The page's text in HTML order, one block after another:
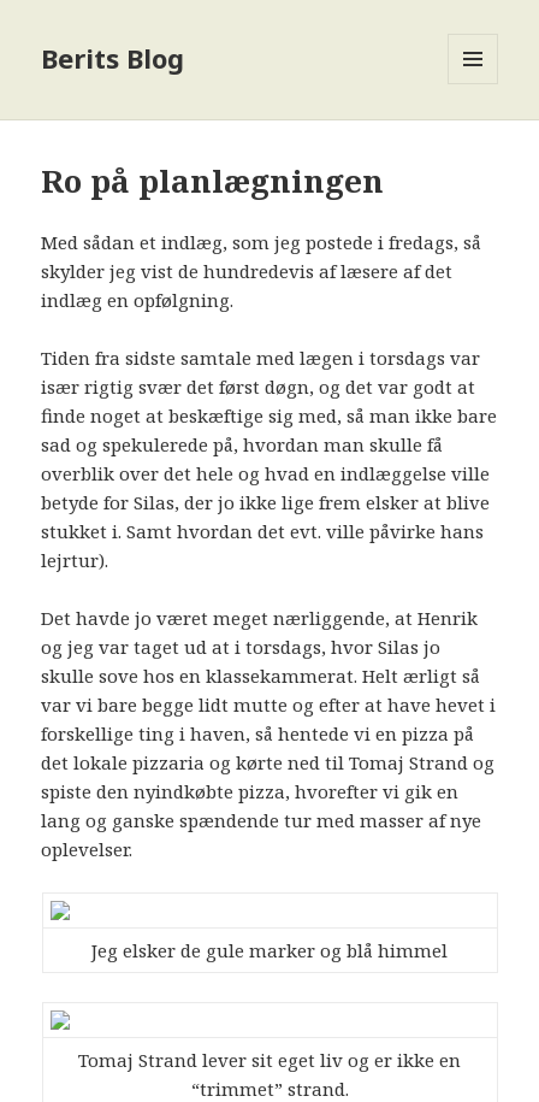
Berits Blog
Ro på planlægningen
Med sådan et indlæg, som jeg postede i fredags, så
skylder jeg vist de hundredevis af læsere af det
indlæg en opfølgning.
Tiden fra sidste samtale med lægen i torsdags var
især rigtig svær det først døgn, og det var godt at
finde noget at beskæftige sig med, så man ikke bare
sad og spekulerede på, hvordan man skulle få
overblik over det hele og hvad en indlæggelse ville
betyde for Silas, der jo ikke lige frem elsker at blive
stukket i. Samt hvordan det evt. ville påvirke hans
lejrtur).
Det havde jo været meget nærliggende, at Henrik
og jeg var taget ud at i torsdags, hvor Silas jo
skulle sove hos en klassekammerat. Helt ærligt så
var vi bare begge lidt mutte og efter at have hevet i
forskellige ting i haven, så hentede vi en pizza på
det lokale pizzaria og kørte ned til Tomaj Strand og
spiste den nyindkøbte pizza, hvorefter vi gik en
lang og ganske spændende tur med masser af nye
oplevelser.
Jeg elsker de gule marker og blå himmel
Tomaj Strand lever sit eget liv og er ikke en
“trimmet” strand.